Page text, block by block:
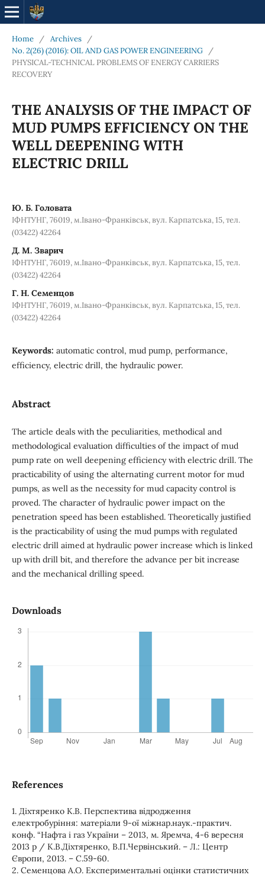
Home / Archives
/
No. 2(26) (2016): OIL AND GAS POWER ENGINEERING
/
PHYSICAL-TECHNICAL PROBLEMS OF ENERGY CARRIERS
RECOVERY
THE ANALYSIS OF THE IMPACT OF
MUD PUMPS EFFICIENCY ON THE
WELL DEEPENING WITH
ELECTRIC DRILL
Ю. Б. Головата
ІФНТУНГ, 76019, м.Івано-Франківськ, вул. Карпатська, 15, тел.
(03422) 42264
Д. М. Зварич
ІФНТУНГ, 76019, м.Івано-Франківськ, вул. Карпатська, 15, тел.
(03422) 42264
Г. Н. Семенцов
ІФНТУНГ, 76019, м.Івано-Франківськ, вул. Карпатська, 15, тел.
(03422) 42264
Keywords: automatic control, mud pump, performance,
efficiency, electric drill, the hydraulic power.
Abstract
The article deals with the peculiarities, methodical and
methodological evaluation difficulties of the impact of mud
pump rate on well deepening efficiency with electric drill. The
practicability of using the alternating current motor for mud
pumps, as well as the necessity for mud capacity control is
proved. The character of hydraulic power impact on the
penetration speed has been established. Theoretically justified
is the practicability of using the mud pumps with regulated
electric drill aimed at hydraulic power increase which is linked
up with drill bit, and therefore the advance per bit increase
and the mechanical drilling speed.
Downloads
References
1. Діхтяренко К.В. Перспектива відродження
електробуріння: матеріали 9-ої міжнар.наук.-практич.
конф. “Нафта і газ України – 2013, м. Яремча, 4-6 вересня
2013 р / К.В.Діхтяренко, В.П.Червінський. – Л.: Центр
Європи, 2013. – С.59-60.
2. Семенцова А.О. Експериментальні оцінки статистичних